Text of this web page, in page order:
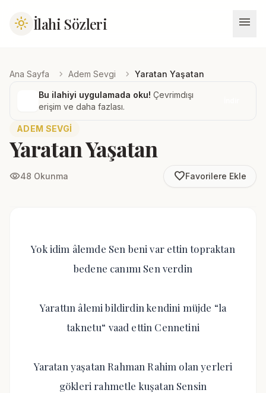
light_mode İlahi Sözleri menu
Ana Sayfa chevron_right Adem Sevgi chevron_right Yaratan Yaşatan
Bu ilahiyi uygulamada oku! Çevrimdışı
erişim ve daha fazlası.
ADEM SEVGI
Yaratan Yaşatan
visibility48 Okunma favorite_borderFavorilere Ekle
Yok idim âlemde Sen beni var ettin topraktan
bedene canımı Sen verdin
Yarattın âlemi bildirdin kendini müjde “la
taknetu“ vaad ettin Cennetini
Yaratan yaşatan Rahman Rahim olan yerleri
gökleri rahmetle kuşatan Sensin